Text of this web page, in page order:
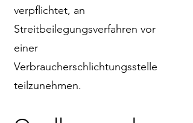
verpflichtet, an
Streitbeilegungsverfahren vor
einer
Verbraucherschlichtungsstelle
teilzunehmen.